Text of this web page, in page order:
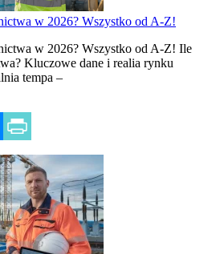
w 2026? Wszystko od A-Z!
w 2026? Wszystko od A-Z! Ile
Kluczowe dane i realia rynku
tempa –